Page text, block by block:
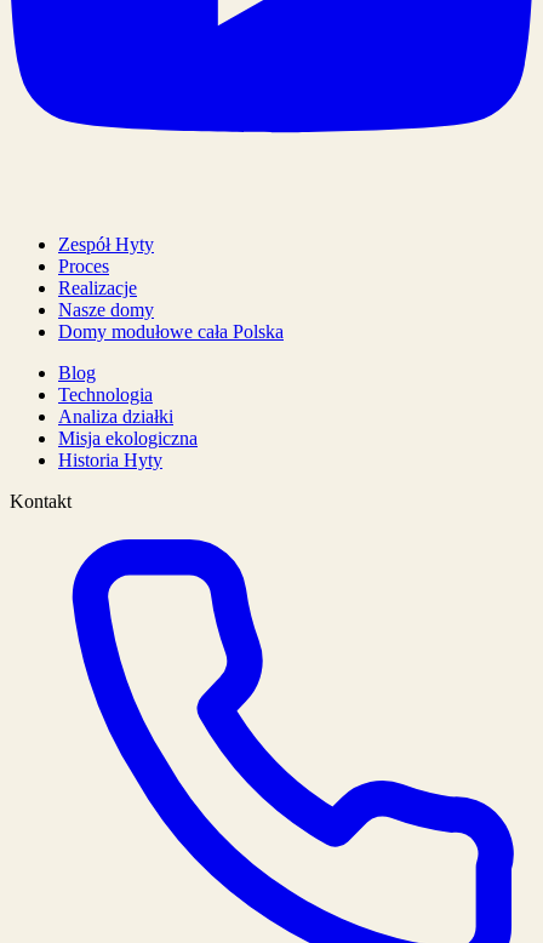
Zespół Hyty
Proces
Realizacje
Nasze domy
Domy modułowe cała Polska
Blog
Technologia
Analiza działki
Misja ekologiczna
Historia Hyty
Kontakt